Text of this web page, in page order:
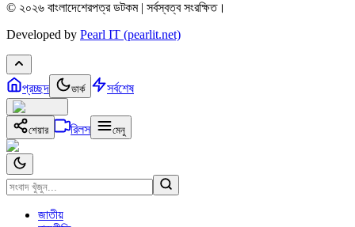
© ২০২৬ বাংলাদেশেরপত্র ডটকম | সর্বস্বত্ব সংরক্ষিত।
Developed by Pearl IT (pearlit.net)
প্রচ্ছদ ডার্ক সর্বশেষ
শেয়ার রিলস মেনু
জাতীয়